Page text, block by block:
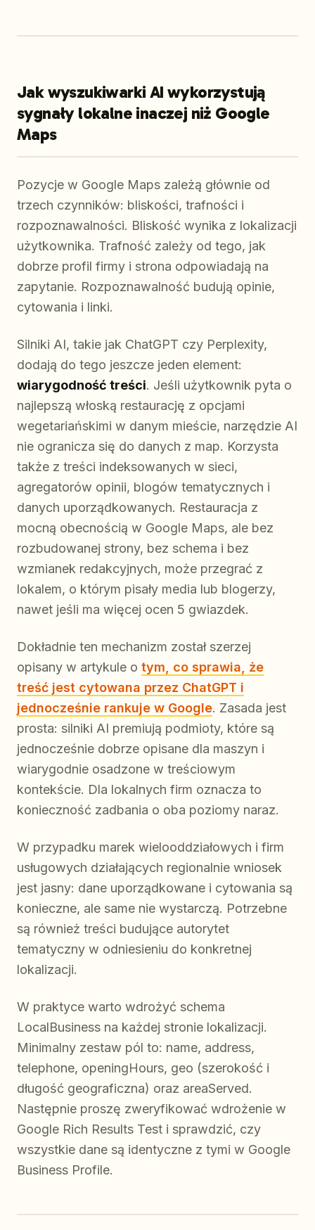
Jak wyszukiwarki AI wykorzystują
sygnały lokalne inaczej niż Google
Maps
Pozycje w Google Maps zależą głównie od
trzech czynników: bliskości, trafności i
rozpoznawalności. Bliskość wynika z lokalizacji
użytkownika. Trafność zależy od tego, jak
dobrze profil firmy i strona odpowiadają na
zapytanie. Rozpoznawalność budują opinie,
cytowania i linki.
Silniki AI, takie jak ChatGPT czy Perplexity,
dodają do tego jeszcze jeden element:
wiarygodność treści. Jeśli użytkownik pyta o
najlepszą włoską restaurację z opcjami
wegetariańskimi w danym mieście, narzędzie AI
nie ogranicza się do danych z map. Korzysta
także z treści indeksowanych w sieci,
agregatorów opinii, blogów tematycznych i
danych uporządkowanych. Restauracja z
mocną obecnością w Google Maps, ale bez
rozbudowanej strony, bez schema i bez
wzmianek redakcyjnych, może przegrać z
lokalem, o którym pisały media lub blogerzy,
nawet jeśli ma więcej ocen 5 gwiazdek.
Dokładnie ten mechanizm został szerzej
opisany w artykule o tym, co sprawia, że
treść jest cytowana przez ChatGPT i
jednocześnie rankuje w Google. Zasada jest
prosta: silniki AI premiują podmioty, które są
jednocześnie dobrze opisane dla maszyn i
wiarygodnie osadzone w treściowym
kontekście. Dla lokalnych firm oznacza to
konieczność zadbania o oba poziomy naraz.
W przypadku marek wielooddziałowych i firm
usługowych działających regionalnie wniosek
jest jasny: dane uporządkowane i cytowania są
konieczne, ale same nie wystarczą. Potrzebne
są również treści budujące autorytet
tematyczny w odniesieniu do konkretnej
lokalizacji.
W praktyce warto wdrożyć schema
LocalBusiness na każdej stronie lokalizacji.
Minimalny zestaw pól to: name, address,
telephone, openingHours, geo (szerokość i
długość geograficzna) oraz areaServed.
Następnie proszę zweryfikować wdrożenie w
Google Rich Results Test i sprawdzić, czy
wszystkie dane są identyczne z tymi w Google
Business Profile.